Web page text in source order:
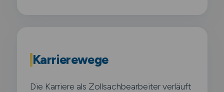
Karrierewege
Die Karriere als Zollsachbearbeiter verläuft